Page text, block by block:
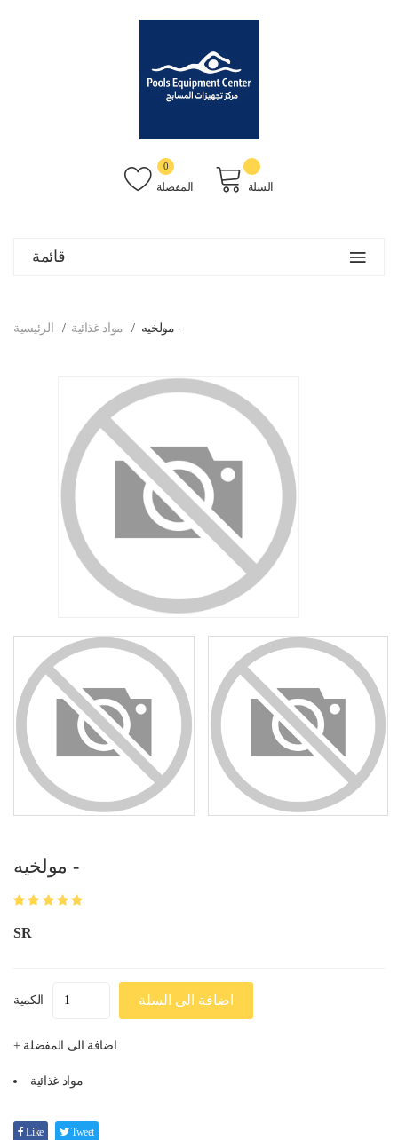
المفضلة
0
السلة
قائمة
الرئيسية مواد غذائية مولخيه -
مولخيه -
SR
الكمية اضافة الى السلة
+ اضافة الى المفضلة
مواد غذائية
Like Tweet